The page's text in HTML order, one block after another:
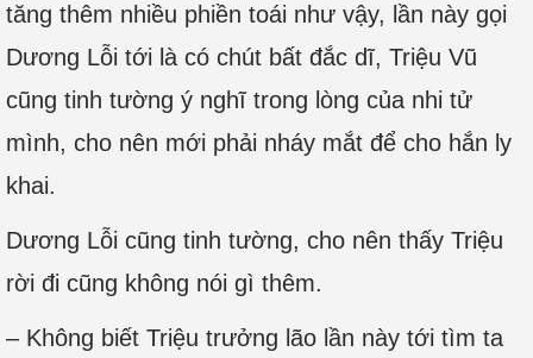
tăng thêm nhiều phiền toái như vậy, lần này gọi
Dương Lỗi tới là có chút bất đắc dĩ, Triệu Vũ
cũng tinh tường ý nghĩ trong lòng của nhi tử
mình, cho nên mới phải nháy mắt để cho hắn ly
khai.
Dương Lỗi cũng tinh tường, cho nên thấy Triệu
rời đi cũng không nói gì thêm.
– Không biết Triệu trưởng lão lần này tới tìm ta